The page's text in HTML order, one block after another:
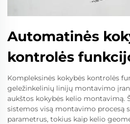
Automatinės
kontrolės
Kompleksinės kokybės kontrolės
geležinkelinių linijų montavimo
aukštos kokybės kelio montavimą.
sistemos visą montavimo procesą
parametrus, tokius kaip kelio